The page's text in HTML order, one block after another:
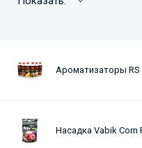
Ароматизаторы RS
Насадка Vabik Corn